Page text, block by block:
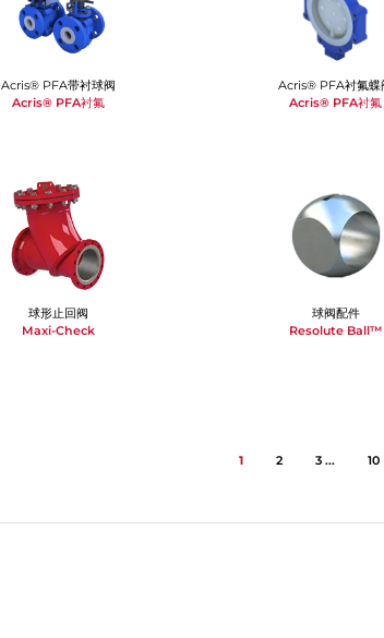
Acris® PFA带衬球阀
Acris® PFA衬氟
Acris® PFA衬氟蝶
Acris® PFA衬氟
球形止回阀
Maxi-Check
球阀配件
Resolute Ball™
1 2 3 ... 10